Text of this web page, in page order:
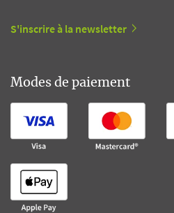
S'inscrire à la newsletter
Modes de paiement